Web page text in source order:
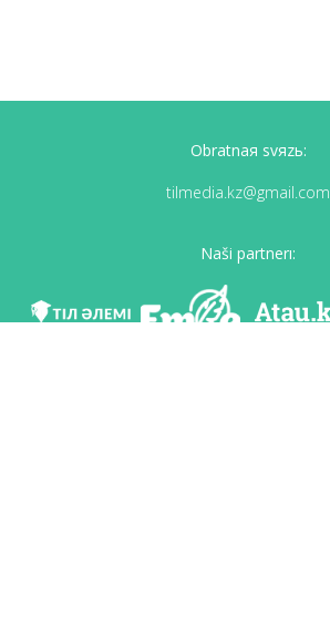
Obratnaя svяzь:
tilmedia.kz@gmail.com
Naši partnerı: